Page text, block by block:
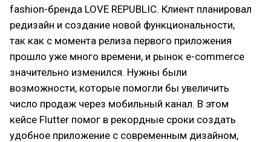
fashion-бренда LOVE REPUBLIC. Клиент планировал
редизайн и создание новой функциональности,
так как с момента релиза первого приложения
прошло уже много времени, и рынок e-commerce
значительно изменился. Нужны были
возможности, которые помогли бы увеличить
число продаж через мобильный канал. В этом
кейсе Flutter помог в рекордные сроки создать
удобное приложение с современным дизайном,